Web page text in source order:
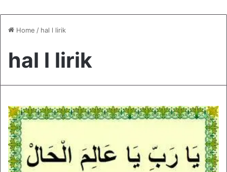
Home / hal l lirik
hal l lirik